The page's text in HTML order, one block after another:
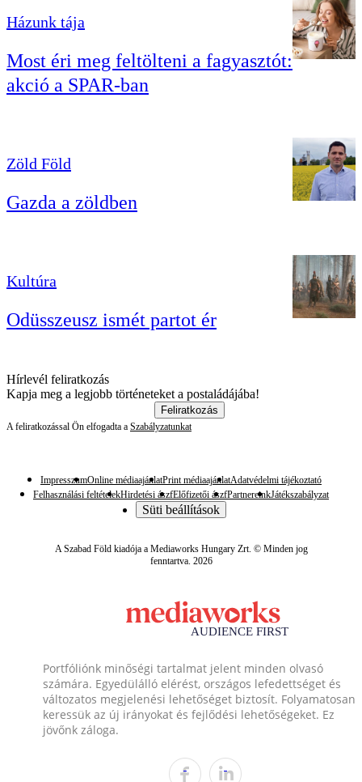
Házunk tája
Most éri meg feltölteni a fagyasztót:
akció a SPAR-ban
Zöld Föld
Gazda a zöldben
Kultúra
Odüsszeusz ismét partot ér
Hírlevél feliratkozás
Kapja meg a legjobb történeteket a postaládájába!
Feliratkozás
A feliratkozással Ön elfogadta a Szabályzatunkat
ImpresszumOnline médiaajánlatPrint médiaajánlatAdatvédelmi tájékoztató
Felhasználási feltételekHirdetési ászfElőfizetői ászfPartnereinkJátékszabályzat
Süti beállítások
A Szabad Föld kiadója a Mediaworks Hungary Zrt. © Minden jog
fenntartva. 2026
Portfóliónk minőségi tartalmat jelent minden olvasó
számára. Egyedülálló elérést, országos lefedettséget és
változatos megjelenési lehetőséget biztosít. Folyamatosan
keressük az új irányokat és fejlődési lehetőségeket. Ez
jövőnk záloga.